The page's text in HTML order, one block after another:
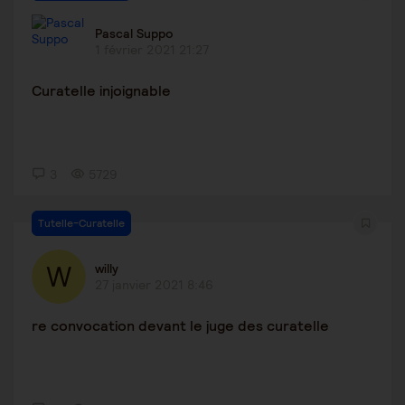
Pascal Suppo
Curatelle injoignable
Tutelle-Curatelle
willy
re convocation devant le juge des curatelle